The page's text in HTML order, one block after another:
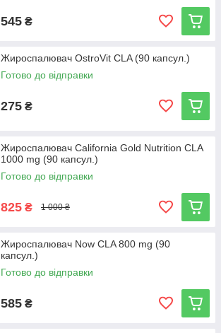
545 ₴
Жироспалювач OstroVit CLA (90 капсул.)
Готово до відправки
275 ₴
Жироспалювач California Gold Nutrition CLA
1000 mg (90 капсул.)
Готово до відправки
825 ₴ 1 000 ₴
Жироспалювач Now CLA 800 mg (90
капсул.)
Готово до відправки
585 ₴